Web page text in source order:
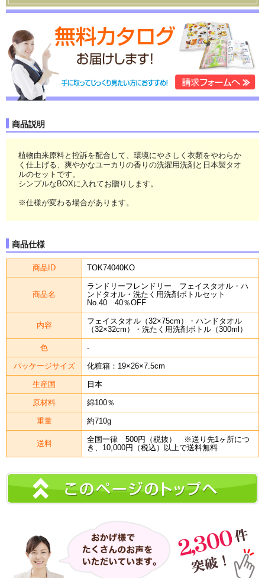
商品説明
植物由来原料と控訴を配合して、環境にやさしく衣類をやわらか
く仕上げる、爽やかなユーカリの香りの洗濯用洗剤と日本製タオ
ルのセットです。
シンプルなBOXに入れてお贈りします。
※仕様が変わる場合があります。
商品仕様
商品ID TOK74040KO
商品名
ランドリーフレンドリー フェイスタオル・ハ
ンドタオル・洗たく用洗剤ボトルセット
No.40 40％OFF
内容
フェイスタオル（32×75cm）・ハンドタオル
（32×32cm）・洗たく用洗剤ボトル（300ml）
色 -
パッケージサイズ 化粧箱：19×26×7.5cm
生産国 日本
原材料 綿100％
重量 約710g
送料
全国一律 500円（税抜） ※送り先1ヶ所につ
き、10,000円（税込）以上で送料無料